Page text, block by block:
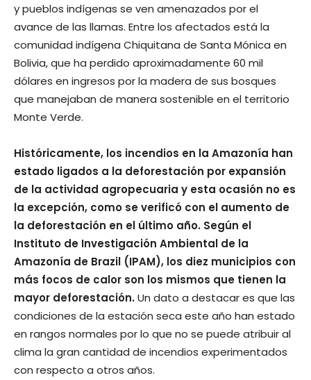
y pueblos indígenas se ven amenazados por el
avance de las llamas. Entre los afectados está la
comunidad indígena Chiquitana de Santa Mónica en
Bolivia, que ha perdido aproximadamente 60 mil
dólares en ingresos por la madera de sus bosques
que manejaban de manera sostenible en el territorio
Monte Verde.
Históricamente, los incendios en la Amazonía han
estado ligados a la deforestación por expansión
de la actividad agropecuaria y esta ocasión no es
la excepción, como se verificó con el aumento de
la deforestación en el último año. Según el
Instituto de Investigación Ambiental de la
Amazonía de Brazil (IPAM), los diez municipios con
más focos de calor son los mismos que tienen la
mayor deforestación.Un dato a destacar es que las
condiciones de la estación seca este año han estado
en rangos normales por lo que no se puede atribuir al
clima la gran cantidad de incendios experimentados
con respecto a otros años.